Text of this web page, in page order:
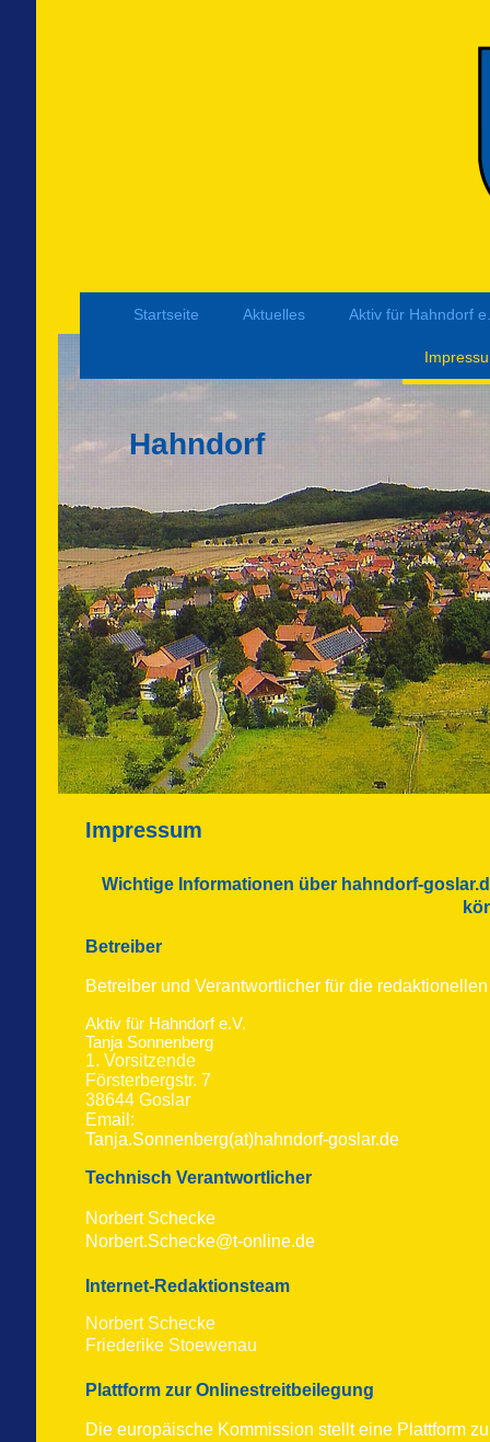
Startseite Aktuelles Aktiv für Hahndorf
Hahndorf Dorf.
Impressum
Wichtige Informationen über hahndorf-
Betreiber
Betreiber und Verantwortlicher für die
Aktiv für Hahndorf e.V.
Tanja Sonnenberg
1. Vorsitzende
Försterbergstr. 7
38644 Goslar
Email:
Tanja.Sonnenberg(at)hahndorf-goslar.de
Technisch Verantwortlicher
Norbert Schecke
Norbert.Schecke@t-online.de
Internet-Redaktionsteam
Norbert Schecke
Friederike Stoewenau
Plattform zur Onlinestreitbeilegung
Die europäische Kommission stellt eine Plattform